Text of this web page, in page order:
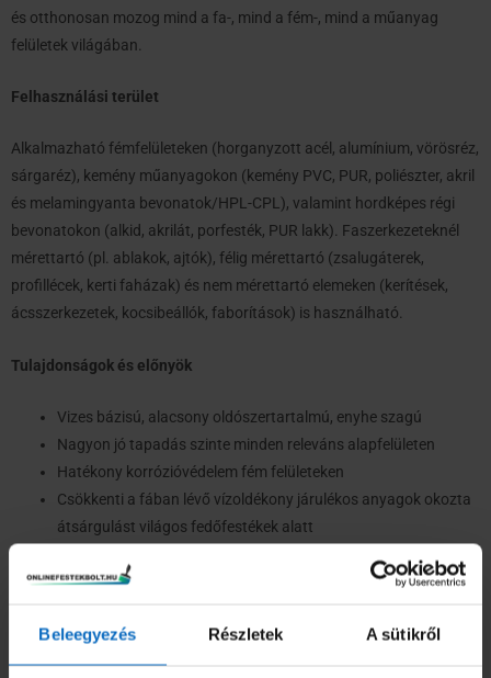
Beleegyezés Részletek A sütikről
és otthonosan mozog mind a fa-, mind a fém-, mind a műanyag
felületek világában.
Felhasználási terület
Alkalmazható fémfelületeken (horganyzott acél, alumínium, vörösréz,
sárgaréz), kemény műanyagokon (kemény PVC, PUR, poliészter, akril
és melamingyanta bevonatok/HPL-CPL), valamint hordképes régi
bevonatokon (alkid, akrilát, porfesték, PUR lakk). Faszerkezeteknél
mérettartó (pl. ablakok, ajtók), félig mérettartó (zsalugáterek,
profillécek, kerti faházak) és nem mérettartó elemeken (kerítések,
ácsszerkezetek, kocsibeállók, faborítások) is használható.
Tulajdonságok és előnyök
Vizes bázisú, alacsony oldószertartalmú, enyhe szagú
Nagyon jó tapadás szinte minden releváns alapfelületen
Hatékony korrózióvédelem fém felületeken
Csökkenti a fában lévő vízoldékony járulékos anyagok okozta
átsárgulást világos fedőfestékek alatt
Selyemmatt megjelenés
Felhordás